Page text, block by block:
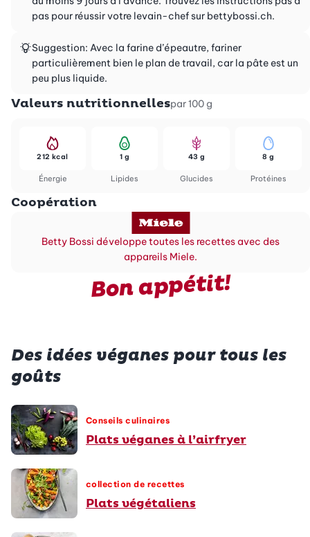
pas pour réussir votre levain-chef sur bettybossi.ch.
Suggestion: Avec la farine d’épeautre, fariner
particulièrement bien le plan de travail, car la pâte est un
peu plus liquide.
Valeurs nutritionnellespar 100 g
Énergie
212 kcal
Lipides
1 g
Glucides
43 g
Protéines
8 g
Coopération
Betty Bossi développe toutes les recettes avec des
appareils Miele.
Bon appétit!
Des idées véganes pour tous les
goûts
Conseils culinaires
Plats véganes à l’airfryer
collection de recettes
Plats végétaliens